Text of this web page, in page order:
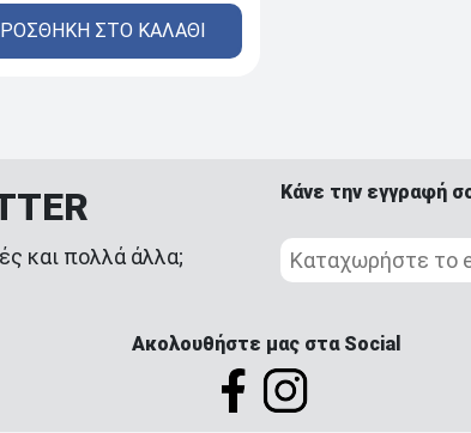
ΣΤΟ ΚΑΛΑΘΙ
και πολλά άλλα;
Κάνε την εγγραφή
Ακολουθήστε μας στα Social